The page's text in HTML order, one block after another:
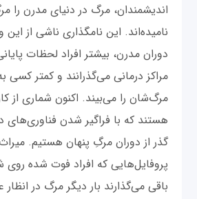
اندیشمندان، مرگ در دنیای مدرن را
نامیده‌اند. این نامگذاری ناشی از
دوران مدرن، بیشتر افراد لحظات
مراکز درمانی می‌گذرانند و کمتر کسی
مرگ‌شان را می‌بیند. اکنون شماری از
هستند که با فراگیر شدن فناوری‌های
گذر از دوران مرگِ پنهان هستیم.
پروفایل‌هایی که افراد فوت شده
باقی می‌گذارند بار دیگر مرگ در